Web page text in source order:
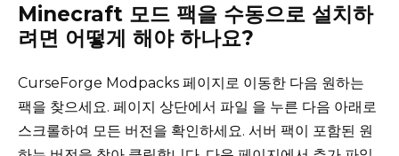
Minecraft 모드 팩을 수동으로 설치하
려면 어떻게 해야 하나요?
CurseForge Modpacks 페이지로 이동한 다음 원하는
팩을 찾으세요. 페이지 상단에서 파일 을 누른 다음 아래로
스크롤하여 모든 버전을 확인하세요. 서버 팩이 포함된 원